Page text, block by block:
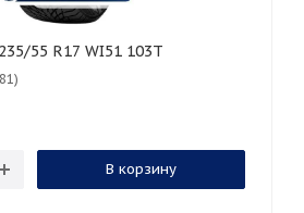
235/55 R17 WI51 103T
В корзину